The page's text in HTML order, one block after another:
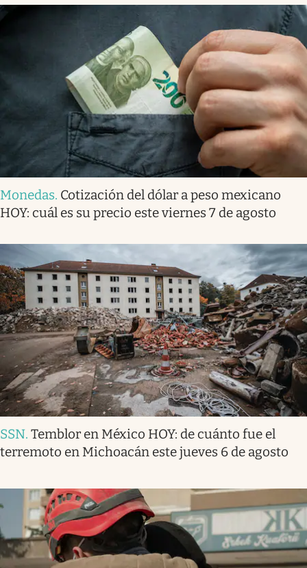
Monedas. Cotización del dólar a peso mexicano
HOY: cuál es su precio este viernes 7 de agosto
SSN. Temblor en México HOY: de cuánto fue el
terremoto en Michoacán este jueves 6 de agosto